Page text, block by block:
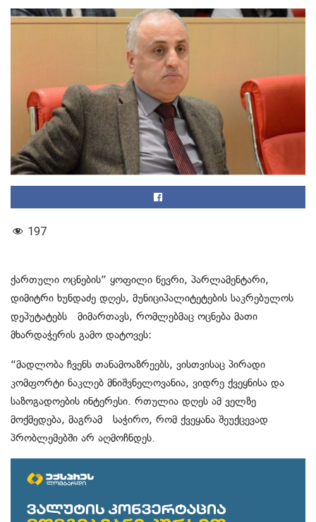
197
ქართული ოცნების” ყოფილი წევრი, პარლამენტარი,
დიმიტრი ხუნდაძე დღეს, მუნიციპალიტეტების საკრებულოს
დეპუტატებს მიმართავს, რომლებმაც ოცნება მათი
მხარდაჭერის გამო დატოვეს:
“მადლობა ჩვენს თანამოაზრეებს, ვისთვისაც პირადი
კომფორტი ნაკლებ მნიშვნელოვანია, ვიდრე ქვეყნისა და
საზოგადოების ინტერესი. რთულია დღეს ამ ველზე
მოქმედება, მაგრამ საჭირო, რომ ქვეყანა შეუქცევად
პრობლემებში არ აღმოჩნდეს.